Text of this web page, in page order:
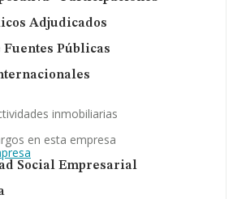
Adjudicados
Públicas
inmobiliarias
en esta empresa
Social Empresarial